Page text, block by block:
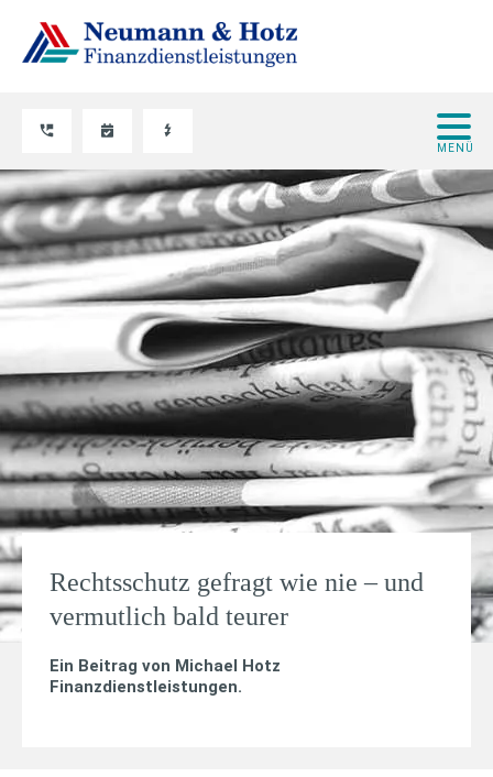
Rechtsschutz gefragt wie nie – und
vermutlich bald teurer
Ein Beitrag von Michael Hotz
Finanzdienstleistungen.